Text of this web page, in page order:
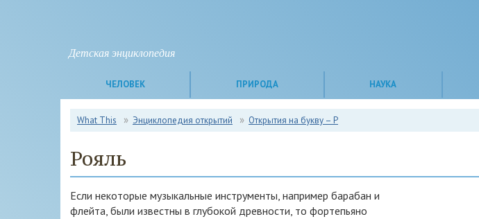
Детская энциклопедия
ЧЕЛОВЕК ПРИРОДА НАУКА
What This Энциклопедия открытий Открытия на букву – Р
Рояль
Если некоторые музыкальные инструменты, например барабан и
флейта, были известны в глубокой древности, то фортепьяно